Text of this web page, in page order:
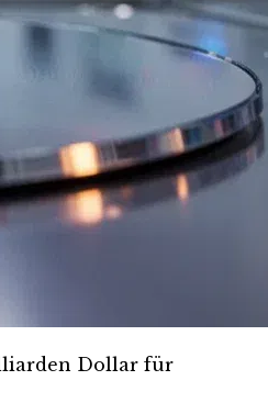
Dollar für